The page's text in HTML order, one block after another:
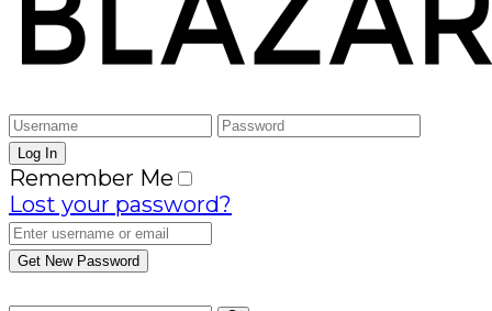
Remember Me
Lost your password?